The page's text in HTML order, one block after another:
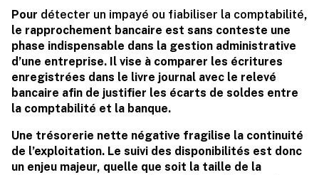
Pour détecter un impayé ou fiabiliser la comptabilité,
le rapprochement bancaire est sans conteste une
phase indispensable dans la gestion administrative
d’une entreprise. Il vise à comparer les écritures
enregistrées dans le livre journal avec le relevé
bancaire afin de justifier les écarts de soldes entre
la comptabilité et la banque.
Une trésorerie nette négative fragilise la continuité
de l’exploitation. Le suivi des disponibilités est donc
un enjeu majeur, quelle que soit la taille de la